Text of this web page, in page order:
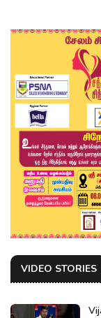
VIDEO STORIES